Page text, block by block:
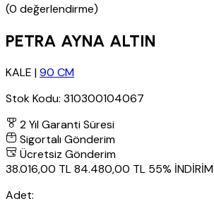
(0 değerlendirme)
PETRA AYNA ALTIN
KALE |90 CM
Stok Kodu: 310300104067
2 Yıl Garanti Süresi
Sigortalı Gönderim
Ücretsiz Gönderim
38.016,00 TL84.480,00 TL 55% İNDİRİM
Adet: